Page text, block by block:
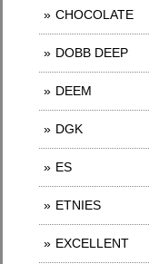
CHOCOLATE
DOBB DEEP
DEEM
DGK
ES
ETNIES
EXCELLENT